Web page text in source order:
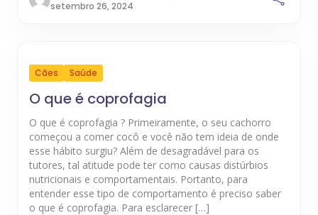
setembro 26, 2024
Cães Saúde
O que é coprofagia
O que é coprofagia ? Primeiramente, o seu cachorro
começou a comer cocô e você não tem ideia de onde
esse hábito surgiu? Além de desagradável para os
tutores, tal atitude pode ter como causas distúrbios
nutricionais e comportamentais. Portanto, para
entender esse tipo de comportamento é preciso saber
o que é coprofagia. Para esclarecer […]